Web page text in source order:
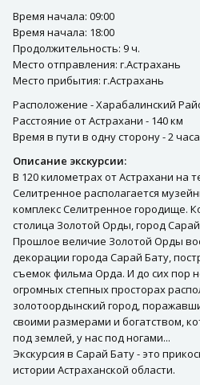
Время начала: 09:00
Время начала: 18:00
Продолжительность: 9 ч.
Место отправления: г.Астрахань
Место прибытия: г.Астрахань
Расположение - Харабалинский
Расстояние от Астрахани - 140 км
Время в пути в одну сторону - 2 часа
Описание экскурсии:
В 120 километрах от Астрахани на
Селитренное располагается
комплекс Селитренное городище.
столица Золотой Орды, город
Прошлое величие Золотой Орды
декорации города Сарай Бату,
съемок фильма Орда. И до сих пор
огромных степных просторах
золотоордынский город,
своими размерами и богатством,
под землей, у нас под ногами...
Экскурсия в Сарай Бату - это
истории Астраханской области.